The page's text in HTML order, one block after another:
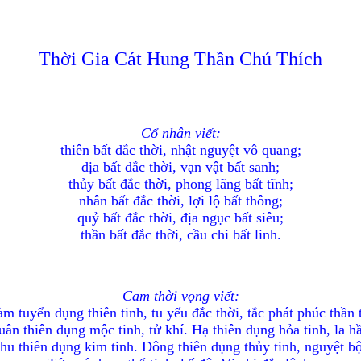
Thời Gia Cát Hung Thần Chú Thích
Cổ nhân viết:
thiên bất đắc thời, nhật nguyệt vô quang;
địa bất đắc thời, vạn vật bất sanh;
thủy bất đắc thời, phong lãng bất tĩnh;
nhân bất đắc thời, lợi lộ bất thông;
quỷ bất đắc thời, địa ngục bất siêu;
thần bất đắc thời, cầu chi bất linh.
Cam thời vọng viết:
tuyển dụng thiên tinh, tu yếu đắc thời, tắc phát phúc thần
thiên dụng mộc tinh, tử khí. Hạ thiên dụng hỏa tinh, la
thiên dụng kim tinh. Đông thiên dụng thủy tinh, nguyệt